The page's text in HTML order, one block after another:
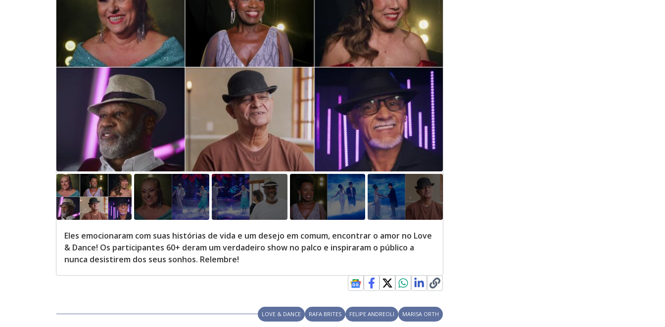
Eles emocionaram com suas histórias de vida e um desejo em comum, encontrar o amor no Love
& Dance! Os participantes 60+ deram um verdadeiro show no palco e inspiraram o público a
nunca desistirem dos seus sonhos. Relembre!
LOVE & DANCE RAFA BRITES FELIPE ANDREOLI MARISA ORTH